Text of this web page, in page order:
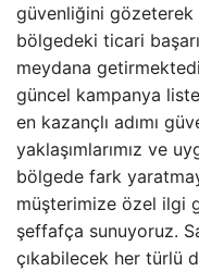
güvenliğini gözeterek
bölgedeki ticari
meydana
güncel kampanya
en kazançlı adımı
yaklaşımlarımız ve
bölgede fark
müşterimize özel ilgi
şeffafça sunuyoruz.
çıkabilecek her türlü